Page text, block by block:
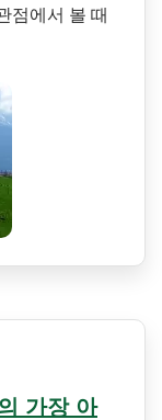
점에서 볼 때
가장 아